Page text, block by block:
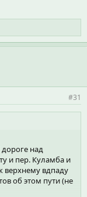
#31
над
и пер. Куламба и
верхнему вдпаду
об этом пути (не